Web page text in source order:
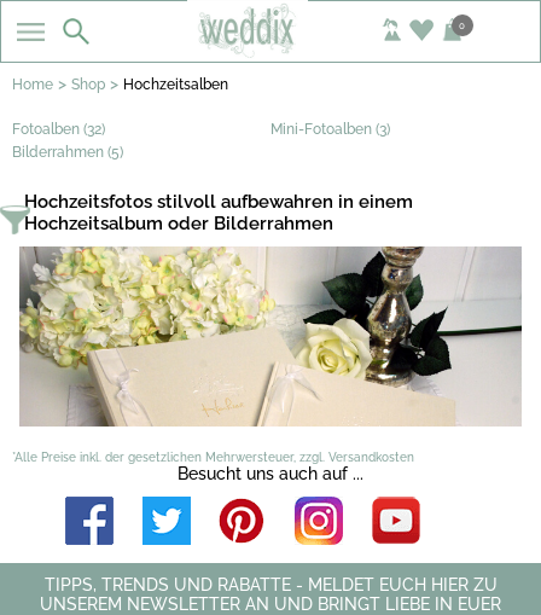
0
Home > Shop > Hochzeitsalben
Fotoalben (32)
Mini-Fotoalben (3)
Bilderrahmen (5)
Hochzeitsfotos stilvoll aufbewahren in einem
Hochzeitsalbum oder Bilderrahmen
*Alle Preise inkl. der gesetzlichen Mehrwersteuer, zzgl. Versandkosten
Besucht uns auch auf ...
TIPPS, TRENDS UND RABATTE - MELDET EUCH HIER ZU
UNSEREM NEWSLETTER AN UND BRINGT LIEBE IN EUER